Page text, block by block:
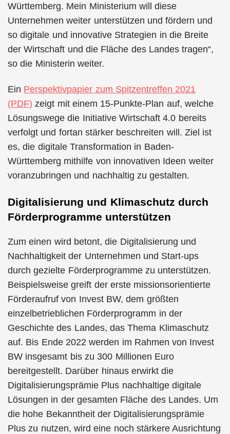
Württemberg. Mein Ministerium will diese
Unternehmen weiter unterstützen und fördern und
so digitale und innovative Strategien in die Breite
der Wirtschaft und die Fläche des Landes tragen“,
so die Ministerin weiter.
Ein Perspektivpapier zum Spitzentreffen 2021
(PDF) zeigt mit einem 15-Punkte-Plan auf, welche
Lösungswege die Initiative Wirtschaft 4.0 bereits
verfolgt und fortan stärker beschreiten will. Ziel ist
es, die digitale Transformation in Baden-
Württemberg mithilfe von innovativen Ideen weiter
voranzubringen und nachhaltig zu gestalten.
Digitalisierung und Klimaschutz durch
Förderprogramme unterstützen
Zum einen wird betont, die Digitalisierung und
Nachhaltigkeit der Unternehmen und Start-ups
durch gezielte Förderprogramme zu unterstützen.
Beispielsweise greift der erste missionsorientierte
Förderaufruf von Invest BW, dem größten
einzelbetrieblichen Förderprogramm in der
Geschichte des Landes, das Thema Klimaschutz
auf. Bis Ende 2022 werden im Rahmen von Invest
BW insgesamt bis zu 300 Millionen Euro
bereitgestellt. Darüber hinaus erwirkt die
Digitalisierungsprämie Plus nachhaltige digitale
Lösungen in der gesamten Fläche des Landes. Um
die hohe Bekanntheit der Digitalisierungsprämie
Plus zu nutzen, wird eine noch stärkere Ausrichtung